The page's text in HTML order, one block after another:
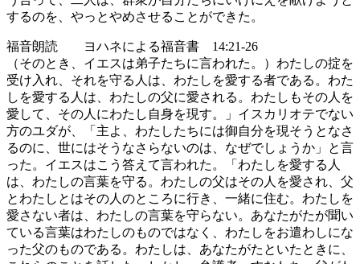
するのを、やっとやめさせることができた。
福音朗読 ヨハネによる福音書 14:21-26
（そのとき、イエスは弟子たちに言われた。）わたしの掟を
受け入れ、それを守る人は、わたしを愛する者である。わた
しを愛する人は、わたしの父に愛される。わたしもその人を
愛して、その人にわたし自身を現す。」イスカリオテでない
方のユダが、「主よ、わたしたちには御自分を現そうとなさ
るのに、世にはそうなさらないのは、なぜでしょうか」と言
った。イエスはこう答えて言われた。「わたしを愛する人
は、わたしの言葉を守る。わたしの父はその人を愛され、父
とわたしとはその人のところに行き、一緒に住む。わたしを
愛さない者は、わたしの言葉を守らない。あなたがたが聞い
ている言葉はわたしのものではなく、わたしをお遣わしにな
った父のものである。わたしは、あなたがたといたときに、